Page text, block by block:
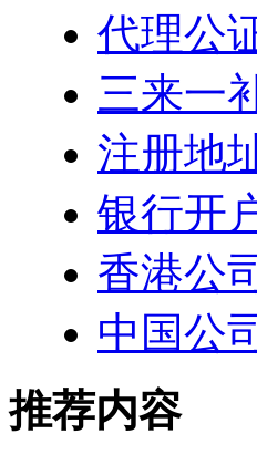
代理公
三来一
注册地
银行开
香港公
中国公
推荐内容